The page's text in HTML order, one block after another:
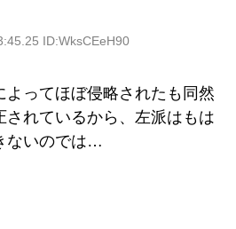
ID:WksCEeH90
よってほぼ侵略されたも同然
されているから、左派はもは
ないのでは…